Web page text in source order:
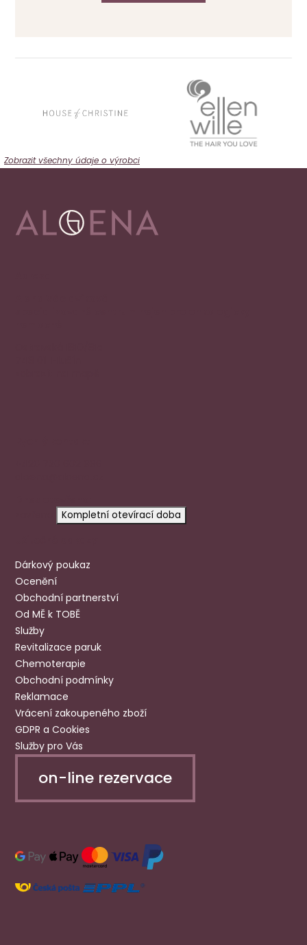
Zobrazit všechny údaje o výrobci
Kompletní otevírací doba
Dárkový poukaz
Ocenění
Obchodní partnerství
Od MĚ k TOBĚ
Služby
Revitalizace paruk
Chemoterapie
Obchodní podmínky
Reklamace
Vrácení zakoupeného zboží
GDPR a Cookies
Služby pro Vás
on-line rezervace